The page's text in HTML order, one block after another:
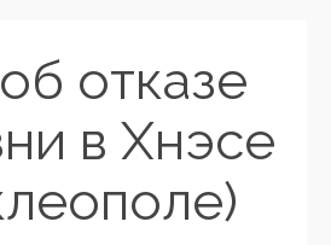
отказе
в Хнэсе